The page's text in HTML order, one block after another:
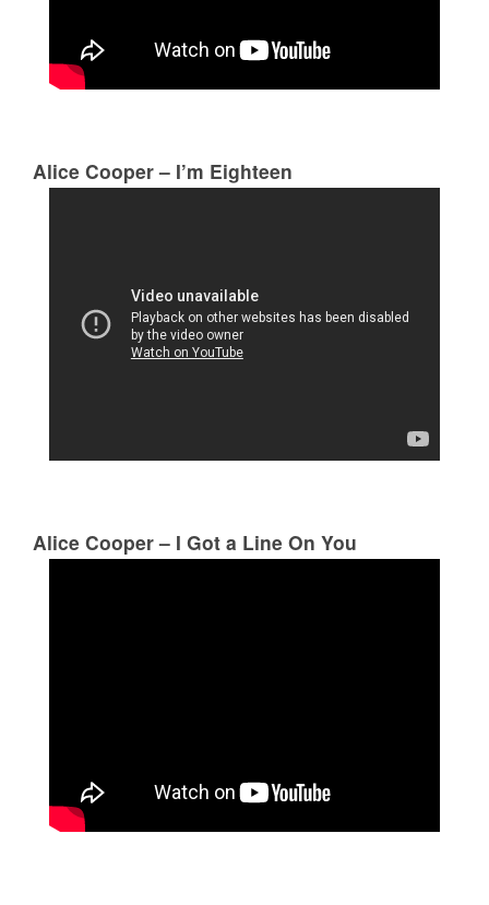
Alice Cooper – I’m Eighteen
Alice Cooper – I Got a Line On You